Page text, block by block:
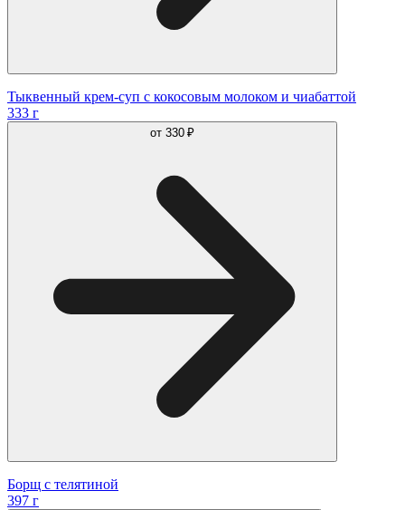
Тыквенный крем-суп с кокосовым молоком и чиабаттой
333 г
от 330 ₽
Борщ с телятиной
397 г